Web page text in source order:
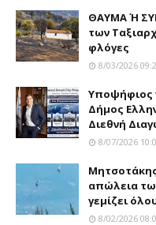
ΘΑΥΜΑ Ή
των
φλόγες
8/03/2026
Yποψήφιος
Δήμος
Διεθνή
8/07/2026
απώλεια
γεμίζει
8/02/2026